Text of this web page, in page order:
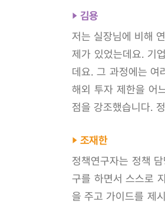
김용
저는 실장님에 비해
제가 있었는데요. 기
데요. 그 과정에는 여
해외 투자 제한을 어
점을 강조했습니다.
조재한
정책연구자는 정책
구를 하면서 스스로
을 주고 가이드를 제